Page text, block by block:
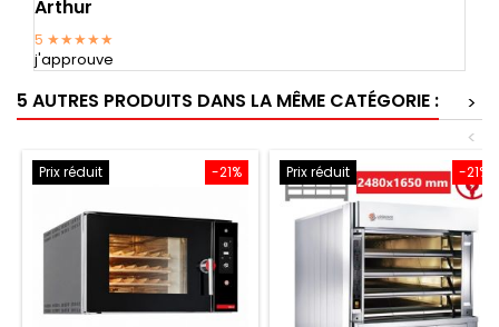
Arthur
5 ★★★★★
j'approuve
5 AUTRES PRODUITS DANS LA MÊME CATÉGORIE :
>
<
-21%
Prix réduit -21%
Prix réduit